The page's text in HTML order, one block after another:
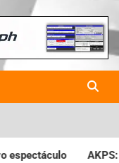
en
la IGJ y oficializó el